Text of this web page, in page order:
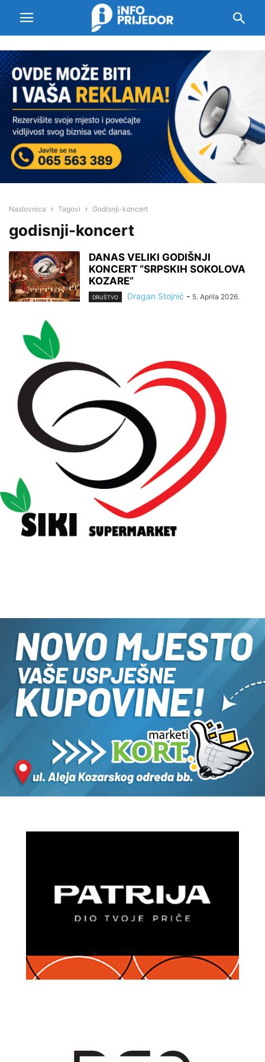
Naslovnica Tagovi Godisnji-koncert
godisnji-koncert
DANAS VELIKI GODIŠNJI
KONCERT “SRPSKIH SOKOLOVA
KOZARE”
DRUŠTVO Dragan Stojnić - 5. Aprila 2026.